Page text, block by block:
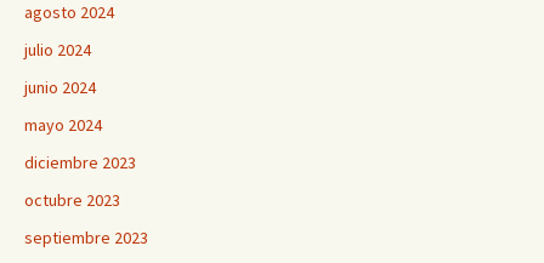
agosto 2024
julio 2024
junio 2024
mayo 2024
diciembre 2023
octubre 2023
septiembre 2023